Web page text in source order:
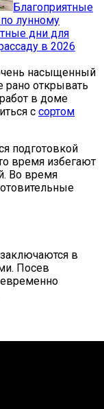
Благоприятные
лунному
дни для
в 2026
насыщенный
рано открывать
в доме
с сортом
подготовкой
время избегают
Во время
в
Посев